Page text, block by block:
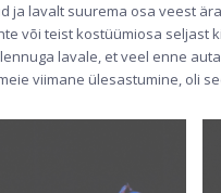
ja lavalt suurema osa veest
või teist kostüümiosa seljast
lavale, et veel enne
viimane ülesastumine, oli